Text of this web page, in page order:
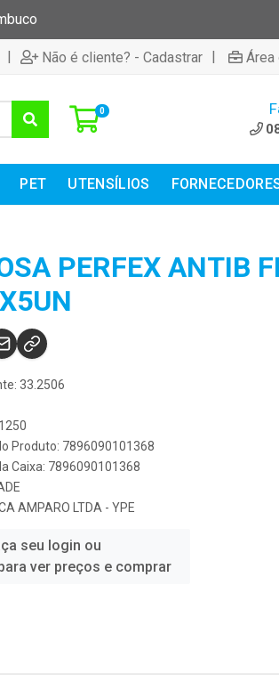
| Não é cliente? - Cadastrar | Área
0
PET UTENSÍLIOS
PERFEX ANTIB
33.2506
Produto: 7896090101368
Caixa: 7896090101368
AMPARO LTDA - YPE
seu login ou
ver preços e comprar